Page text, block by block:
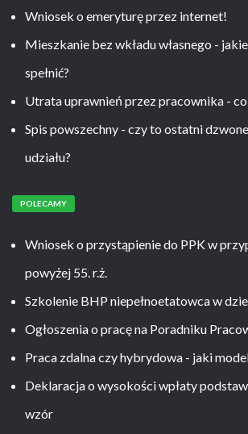
Wniosek o emeryturę przez internet!
Mieszkanie bez wkładu własnego -
spełnić?
Utrata uprawnień przez pracownika - co
Spis powszechny - czy to ostatni
udziału?
POLECAMY
Wniosek o przystąpienie do PPK w
powyżej 55. r.ż.
Szkolenie BHP niepełnoetatowca w
Ogłoszenia o pracę na Poradniku
Praca zdalna czy hybrydowa - jaki
Deklaracja o wysokości wpłaty
wzór